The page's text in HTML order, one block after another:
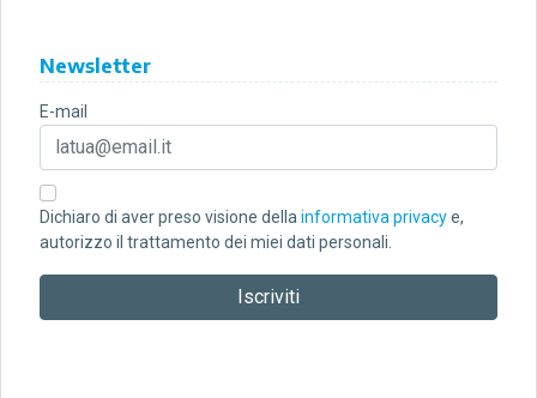
Newsletter
E-mail
Dichiaro di aver preso visione della informativa privacye,
autorizzo il trattamento dei miei dati personali.